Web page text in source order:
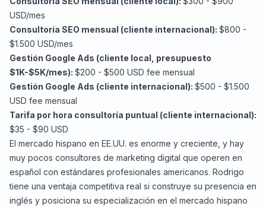
USD/mes
Consultoría SEO mensual (cliente internacional): $800 -
$1.500 USD/mes
Gestión Google Ads (cliente local, presupuesto
$1K-$5K/mes): $200 - $500 USD fee mensual
Gestión Google Ads (cliente internacional): $500 - $1.500
USD fee mensual
Tarifa por hora consultoría puntual (cliente internacional):
$35 - $90 USD
El mercado hispano en EE.UU. es enorme y creciente, y hay
muy pocos consultores de marketing digital que operen en
español con estándares profesionales americanos. Rodrigo
tiene una ventaja competitiva real si construye su presencia en
inglés y posiciona su especialización en el mercado hispano